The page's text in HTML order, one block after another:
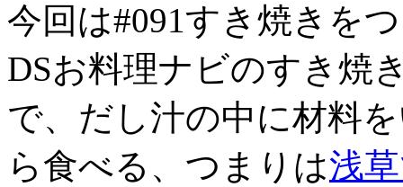
今回は#091すき焼きを
DSお料理ナビのすき焼
で、だし汁の中に材料
ら食べる、つまりは浅